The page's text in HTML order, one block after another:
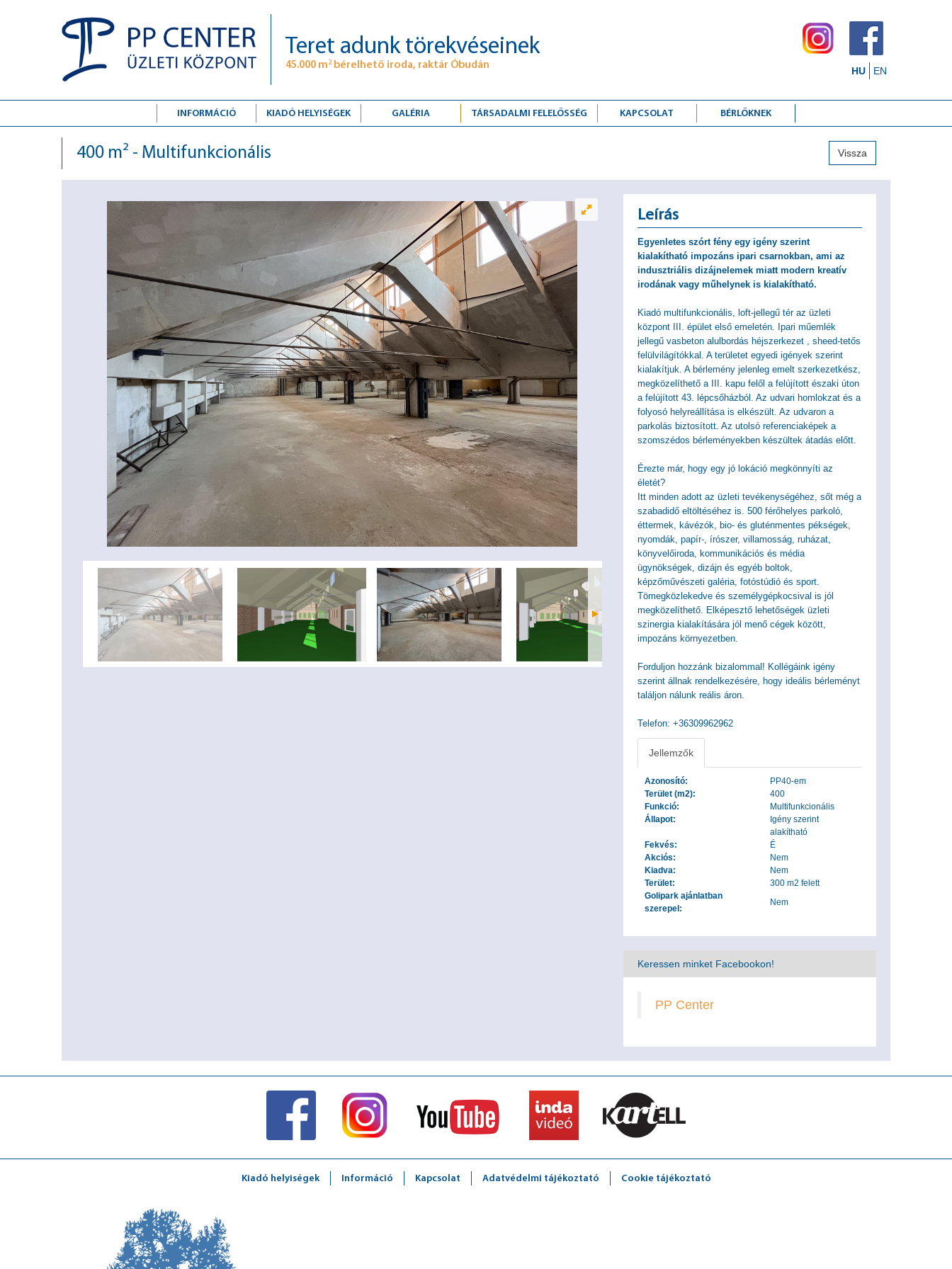
Teret adunk törekvéseinek
45.000 m 2bérelhető iroda, raktár Óbudán HU EN
INFORMÁCIÓ KIADÓ HELYISÉGEK GALÉRIA TÁRSADALMI FELELŐSSÉG KAPCSOLAT BÉRLŐKNEK
400 m² - Multifunkcionális Vissza
Leírás
Egyenletes szórt fény egy igény szerint
kialakítható impozáns ipari csarnokban, ami az
indusztriális dizájnelemek miatt modern kreatív
irodának vagy műhelynek is kialakítható.
Kiadó multifunkcionális, loft-jellegű tér az üzleti
központ III. épület első emeletén. Ipari műemlék
jellegű vasbeton alulbordás héjszerkezet , sheed-tetős
felülvilágítókkal. A területet egyedi igények szerint
kialakítjuk. A bérlemény jelenleg emelt szerkezetkész,
megközelíthető a III. kapu felől a felújított északi úton
a felújított 43. lépcsőházból. Az udvari homlokzat és a
folyosó helyreállítása is elkészült. Az udvaron a
parkolás biztosított. Az utolsó referenciaképek a
szomszédos bérleményekben készültek átadás előtt.
Érezte már, hogy egy jó lokáció megkönnyíti az
életét?
Itt minden adott az üzleti tevékenységéhez, sőt még a
szabadidő eltöltéséhez is. 500 férőhelyes parkoló,
éttermek, kávézók, bio- és gluténmentes pékségek,
nyomdák, papír-, írószer, villamosság, ruházat,
könyvelőiroda, kommunikációs és média
ügynökségek, dizájn és egyéb boltok,
képzőművészeti galéria, fotóstúdió és sport.
Tömegközlekedve és személygépkocsival is jól
megközelíthető. Elképesztő lehetőségek üzleti
szinergia kialakítására jól menő cégek között,
impozáns környezetben.
Forduljon hozzánk bizalommal! Kollégáink igény
szerint állnak rendelkezésére, hogy ideális bérleményt
találjon nálunk reális áron.
Telefon: +36309962962
Jellemzők
Azonosító:
PP40-em
Terület (m2):
400
Funkció:
Multifunkcionális
Állapot:
Igény szerint
alakítható
Fekvés:
É
Akciós:
Nem
Kiadva:
Nem
Terület:
300 m2 felett
Golipark ajánlatban
szerepel:
Nem
Keressen minket Facebookon!
PP Center
Kiadó helyiségek Információ Kapcsolat Adatvédelmi tájékoztató Cookie tájékoztató